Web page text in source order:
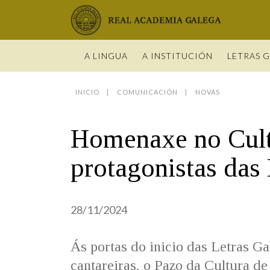
Real Academia Galega
A LINGUA
Real Academia Galega
ESTATUS
LIGAZÓNS
A INSTITUCIÓN
Pleno da RAG
LETRAS
Begoña Caamaño
OBRAS
NOVAS
VÍDEOS
Guía de apelidos galegos
GUÍA DE
NOMES
INICIO COMUNICACIÓN NOVAS
Homenaxe no
protagonistas das
28/11/2024
Ás portas do inicio das Letras
cantareiras, o Pazo da Cultura